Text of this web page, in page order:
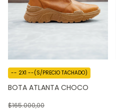
BOTA ATLANTA CHOCO
$165.000,00
-- 2X1 --(S/PRECIO TACHADO)